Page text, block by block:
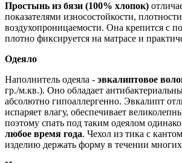
Простынь из бязи (100% хлопок)
показателями износостойкости,
воздухопроницаемости. Она крепится с
плотно фиксируется на матрасе и
Одеяло
Наполнитель одеяла - эвкалиптовое
гр./м.кв.). Оно обладает
абсолютно гипоаллергенно. Эвкалипт
испаряет влагу, обеспечивает
поэтому спать под таким одеялом
любое время года. Чехол из тика с
изделию держать форму в течении многих